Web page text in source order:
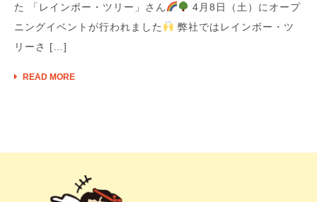
た 「レインボー・ツリー」さん
4月8日（土）にオープ
ニングイベントが行われました
弊社ではレインボー・ツ
リーさ […]
READ MORE